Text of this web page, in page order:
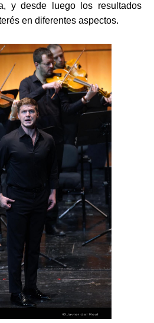
y desde luego los resultados
en diferentes aspectos.